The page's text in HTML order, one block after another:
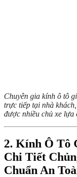
Chuyên gia kính ô tô
trực tiếp tại nhà
được nhiều chủ xe lựa
2. Kính Ô Tô
Chi Tiết
Chuẩn An